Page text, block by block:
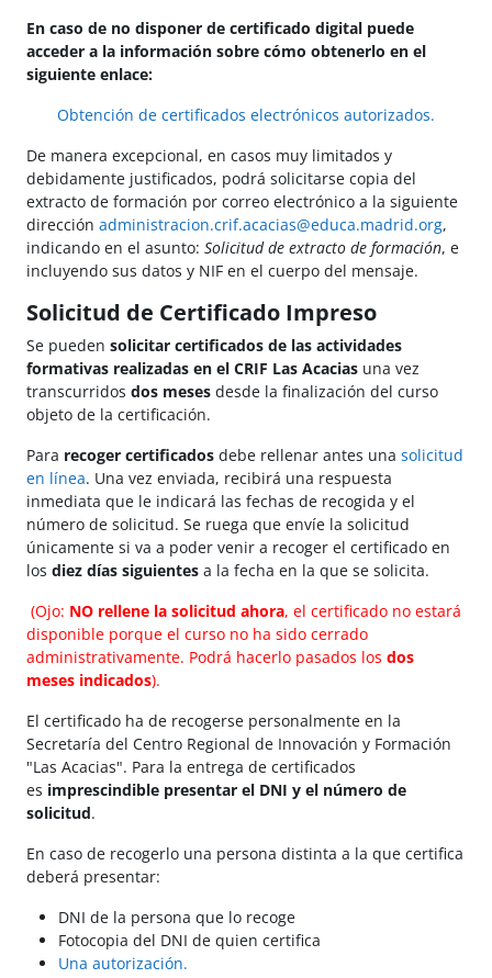
En caso de no disponer de certificado digital puede
acceder a la información sobre cómo obtenerlo en el
siguiente enlace:
Obtención de certificados electrónicos autorizados.
De manera excepcional, en casos muy limitados y
debidamente justificados, podrá solicitarse copia del
extracto de formación por correo electrónico a la siguiente
dirección administracion.crif.acacias@educa.madrid.org,
indicando en el asunto: Solicitud de extracto de formación, e
incluyendo sus datos y NIF en el cuerpo del mensaje.
Solicitud de Certificado Impreso
Se pueden solicitar certificados de las actividades
formativas realizadas en el CRIF Las Acacias una vez
transcurridos dos meses desde la finalización del curso
objeto de la certificación.
Para recoger certificados debe rellenar antes una solicitud
en línea. Una vez enviada, recibirá una respuesta
inmediata que le indicará las fechas de recogida y el
número de solicitud. Se ruega que envíe la solicitud
únicamente si va a poder venir a recoger el certificado en
los diez días siguientes a la fecha en la que se solicita.
(Ojo: NO rellene la solicitud ahora, el certificado no estará
disponible porque el curso no ha sido cerrado
administrativamente. Podrá hacerlo pasados los dos
meses indicados).
El certificado ha de recogerse personalmente en la
Secretaría del Centro Regional de Innovación y Formación
"Las Acacias". Para la entrega de certificados
es imprescindible presentar el DNI y el número de
solicitud.
En caso de recogerlo una persona distinta a la que certifica
deberá presentar:
DNI de la persona que lo recoge
Fotocopia del DNI de quien certifica
Una autorización.